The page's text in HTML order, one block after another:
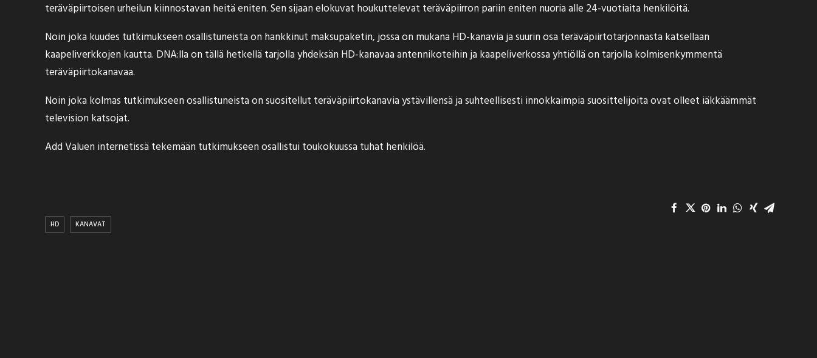
teräväpiirtoisen urheilun kiinnostavan heitä eniten. Sen sijaan elokuvat houkuttelevat teräväpiirron pariin eniten nuoria alle 24-vuotiaita henkilöitä.
Noin joka kuudes tutkimukseen osallistuneista on hankkinut maksupaketin, jossa on mukana HD-kanavia ja suurin osa teräväpiirtotarjonnasta katsellaan
kaapeliverkkojen kautta. DNA:lla on tällä hetkellä tarjolla yhdeksän HD-kanavaa antennikoteihin ja kaapeliverkossa yhtiöllä on tarjolla kolmisenkymmentä
teräväpiirtokanavaa.
Noin joka kolmas tutkimukseen osallistuneista on suositellut teräväpiirtokanavia ystävillensä ja suhteellisesti innokkaimpia suosittelijoita ovat olleet iäkkäämmät
television katsojat.
Add Valuen internetissä tekemään tutkimukseen osallistui toukokuussa tuhat henkilöä.
HD KANAVAT